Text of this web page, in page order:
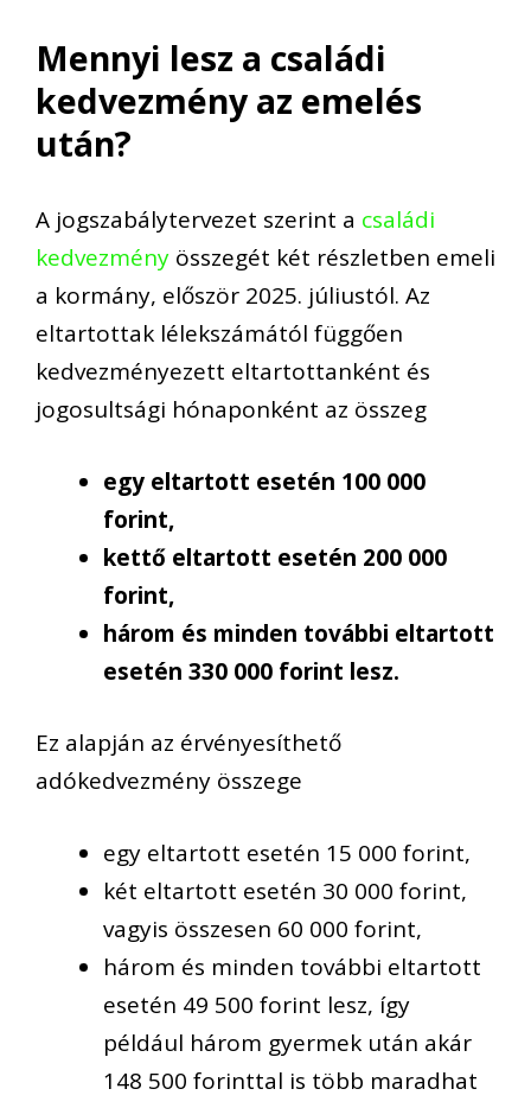
Mennyi lesz a családi
kedvezmény az emelés
után?
A jogszabálytervezet szerint a családi
kedvezmény összegét két részletben emeli
a kormány, először 2025. júliustól. Az
eltartottak lélekszámától függően
kedvezményezett eltartottanként és
jogosultsági hónaponként az összeg
egy eltartott esetén 100 000
forint,
kettő eltartott esetén 200 000
forint,
három és minden további eltartott
esetén 330 000 forint lesz.
Ez alapján az érvényesíthető
adókedvezmény összege
egy eltartott esetén 15 000 forint,
két eltartott esetén 30 000 forint,
vagyis összesen 60 000 forint,
három és minden további eltartott
esetén 49 500 forint lesz, így
például három gyermek után akár
148 500 forinttal is több maradhat